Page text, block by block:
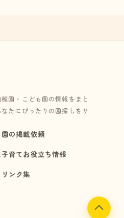
園・こども園の情報をまと
たにぴったりの園探しをサ
園の掲載依頼
子育てお役立ち情報
リンク集